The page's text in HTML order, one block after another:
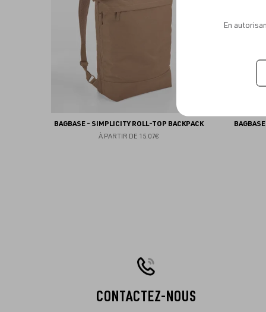
BAGBASE - SIMPLICITY ROLL-TOP BACKPACK
À PARTIR DE 15.07€
CONTACTEZ-NOUS
En